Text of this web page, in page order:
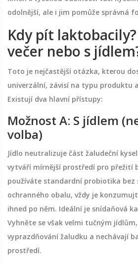
odolnější, ale i jim pomůže správná
Kdy pít
večer nebo s
Toto je nejčastější otázka, kterou
univerzální, závisí na typu produktu
Existují dva hlavní přístupy:
Možnost A: S jídlem
volba)
Jídlo neutralizuje část žaludeční
vytváří mírnější prostředí pro přežití
používáte standardní probiotika bez
ochranného obalu, vždy je
ihned po něm. Ideální je snídaňová
Vyhněte se však velmi tučným
vyprazdňování žaludku a nechávají
prostředí.